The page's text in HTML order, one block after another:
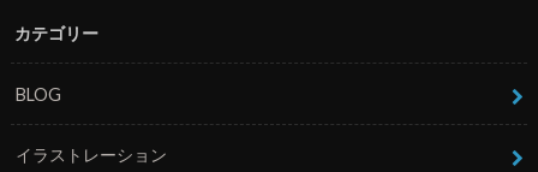
カテゴリー
BLOG
イラストレーション